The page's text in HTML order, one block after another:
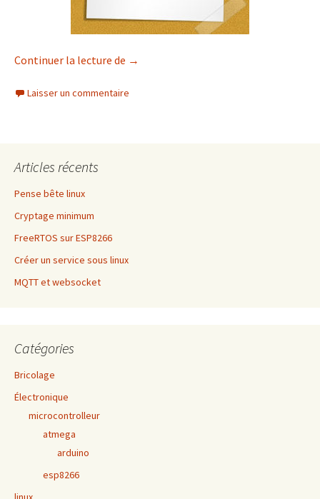
Continuer la lecture de Géolocalisation des photos (linux)
→
Laisser un commentaire
Articles récents
Pense bête linux
Cryptage minimum
FreeRTOS sur ESP8266
Créer un service sous linux
MQTT et websocket
Catégories
Bricolage
Électronique
microcontrolleur
atmega
arduino
esp8266